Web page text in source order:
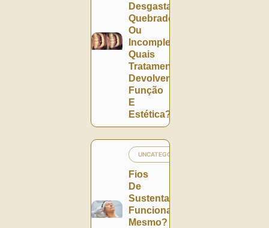
Desgastado,
Quebrado
Ou
Incompleto:
Quais
Tratamentos
Devolvem
Função
E
Estética?
UNCATEGORIZED
Fios
De
Sustentação
Funcionam
Mesmo?